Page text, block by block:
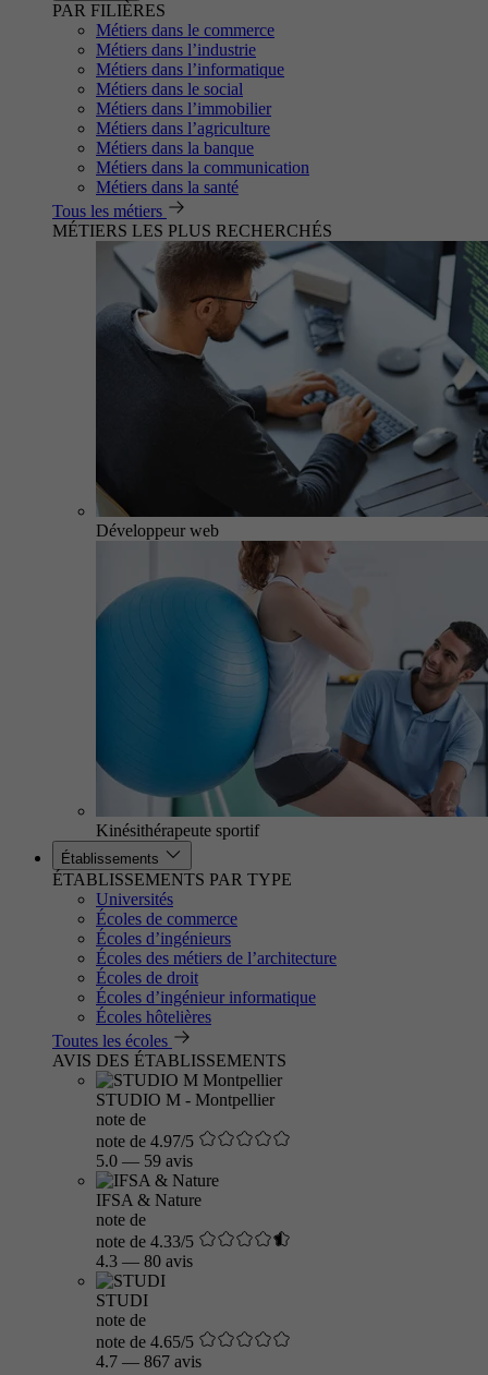
PAR FILIÈRES
Métiers dans le commerce
Métiers dans l’industrie
Métiers dans l’informatique
Métiers dans le social
Métiers dans l’immobilier
Métiers dans l’agriculture
Métiers dans la banque
Métiers dans la communication
Métiers dans la santé
Tous les métiers
MÉTIERS LES PLUS RECHERCHÉS
Développeur web
Kinésithérapeute sportif
Établissements
ÉTABLISSEMENTS PAR TYPE
Universités
Écoles de commerce
Écoles d’ingénieurs
Écoles des métiers de l’architecture
Écoles de droit
Écoles d’ingénieur informatique
Écoles hôtelières
Toutes les écoles
AVIS DES ÉTABLISSEMENTS
STUDIO M - Montpellier
note de
note de 4.97/5
5.0 — 59 avis
IFSA & Nature
note de
note de 4.33/5
4.3 — 80 avis
STUDI
note de
note de 4.65/5
4.7 — 867 avis